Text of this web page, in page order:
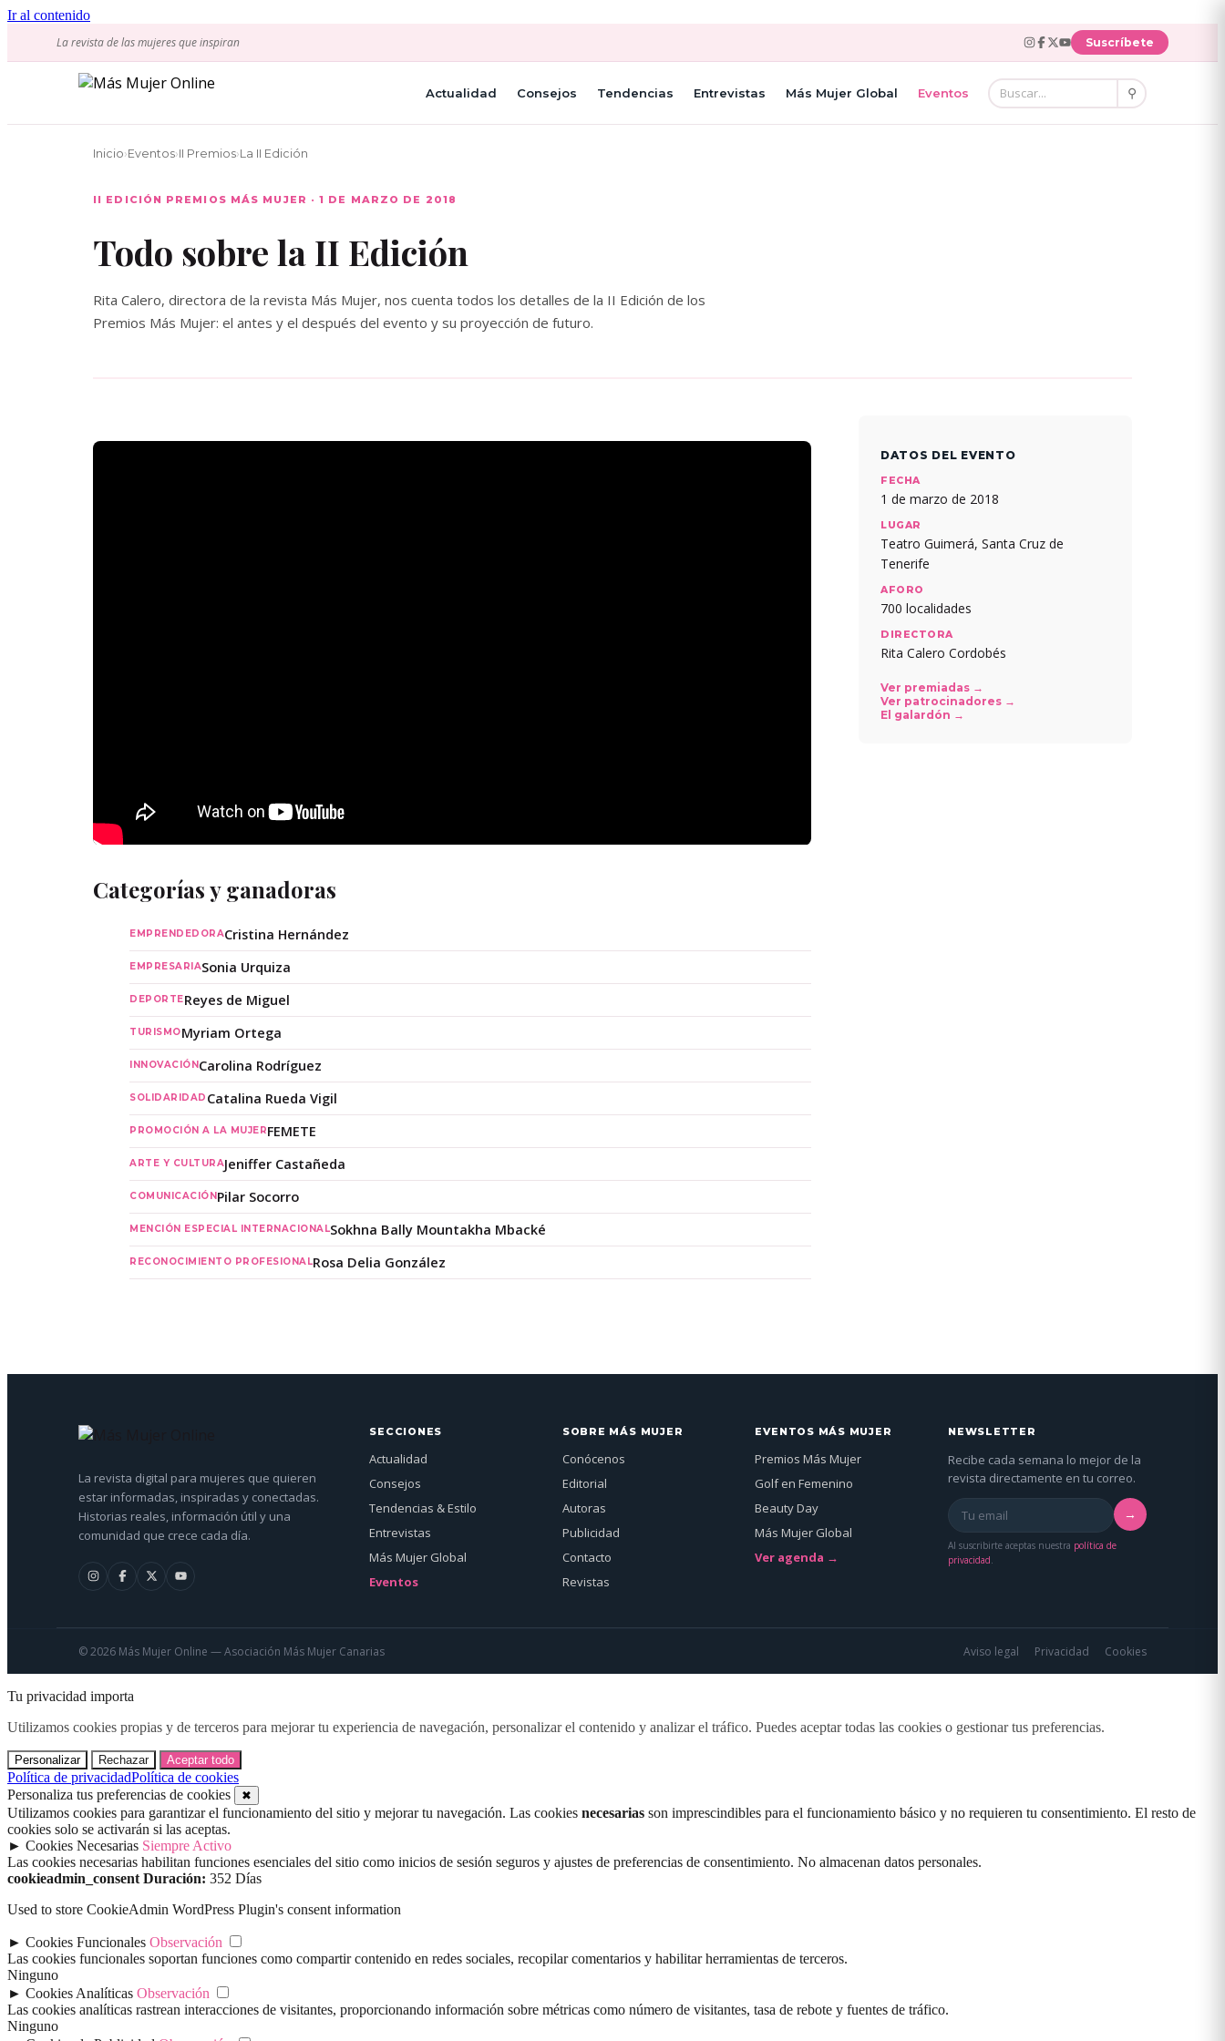
Ir al contenido
La revista de las mujeres que inspiran
Suscríbete
Actualidad Consejos Tendencias Entrevistas Más Mujer Global Eventos ⚲
Inicio›Eventos›II Premios›La II Edición
II EDICIÓN PREMIOS MÁS MUJER · 1 DE MARZO DE 2018
Todo sobre la II Edición
Rita Calero, directora de la revista Más Mujer, nos cuenta todos los detalles de la II Edición de los
Premios Más Mujer: el antes y el después del evento y su proyección de futuro.
Categorías y ganadoras
EMPRENDEDORACristina Hernández
EMPRESARIASonia Urquiza
DEPORTEReyes de Miguel
TURISMOMyriam Ortega
INNOVACIÓNCarolina Rodríguez
SOLIDARIDAD Catalina Rueda Vigil
PROMOCIÓN A LA MUJERFEMETE
ARTE Y CULTURAJeniffer Castañeda
COMUNICACIÓNPilar Socorro
MENCIÓN ESPECIAL INTERNACIONALSokhna Bally Mountakha Mbacké
RECONOCIMIENTO PROFESIONALRosa Delia González
DATOS DEL EVENTO
FECHA
1 de marzo de 2018
LUGAR
Teatro Guimerá, Santa Cruz de
Tenerife
AFORO
700 localidades
DIRECTORA
Rita Calero Cordobés
Ver premiadas →
Ver patrocinadores →
El galardón →
La revista digital para mujeres que quieren
estar informadas, inspiradas y conectadas.
Historias reales, información útil y una
comunidad que crece cada día.
SECCIONES
Actualidad
Consejos
Tendencias & Estilo
Entrevistas
Más Mujer Global
Eventos
SOBRE MÁS MUJER
Conócenos
Editorial
Autoras
Publicidad
Contacto
Revistas
EVENTOS MÁS MUJER
Premios Más Mujer
Golf en Femenino
Beauty Day
Más Mujer Global
Ver agenda →
NEWSLETTER
Recibe cada semana lo mejor de la
revista directamente en tu correo.
→
Al suscribirte aceptas nuestra política de
privacidad
© 2026 Más Mujer Online — Asociación Más Mujer Canarias Aviso legal Privacidad Cookies
Tu privacidad importa
Utilizamos cookies propias y de terceros para mejorar tu experiencia de navegación, personalizar el contenido y analizar el tráfico. Puedes aceptar todas las cookies o gestionar tus preferencias.
Personalizar Rechazar Aceptar todo
Política de privacidadPolítica de cookies
Personaliza tus preferencias de cookies
✖
Utilizamos cookies para garantizar el funcionamiento del sitio y mejorar tu navegación. Las cookies necesarias son imprescindibles para el funcionamiento básico y no requieren tu consentimiento. El resto de
cookies solo se activarán si las aceptas.
► Cookies Necesarias Siempre Activo
Las cookies necesarias habilitan funciones esenciales del sitio como inicios de sesión seguros y ajustes de preferencias de consentimiento. No almacenan datos personales.
cookieadmin_consent Duración: 352 Días
Used to store CookieAdmin WordPress Plugin's consent information
► Cookies Funcionales Observación
Las cookies funcionales soportan funciones como compartir contenido en redes sociales, recopilar comentarios y habilitar herramientas de terceros.
Ninguno
► Cookies Analíticas Observación
Las cookies analíticas rastrean interacciones de visitantes, proporcionando información sobre métricas como número de visitantes, tasa de rebote y fuentes de tráfico.
Ninguno